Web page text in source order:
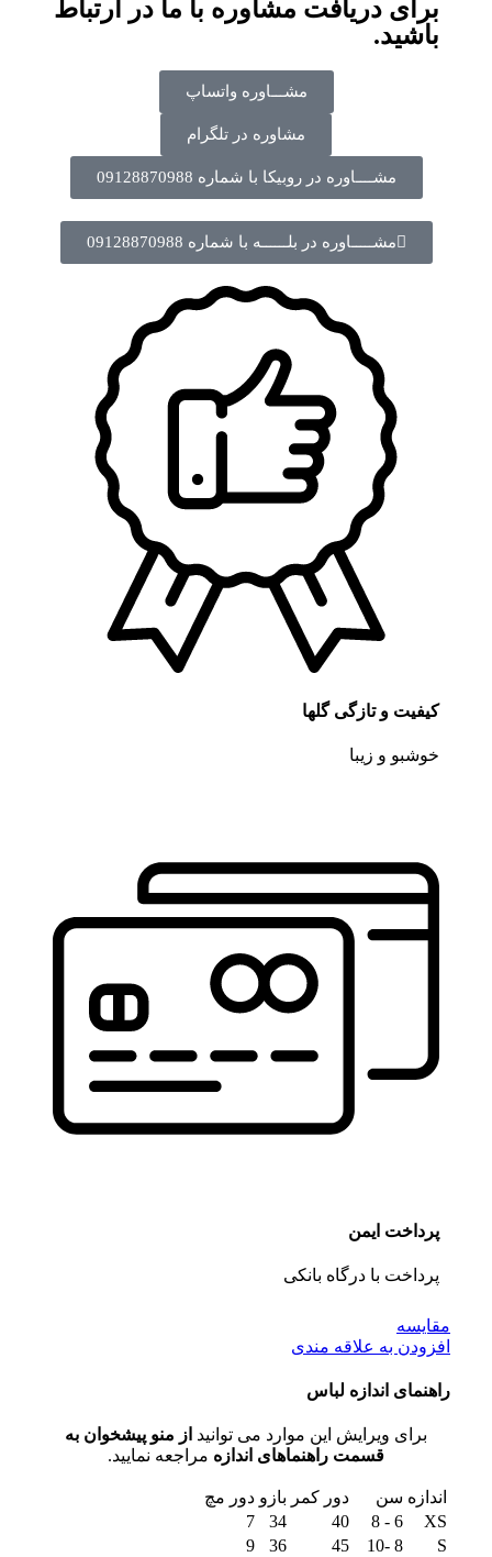
برای دریافت مشاوره با ما در ارتباط
باشید.
مشـــاوره واتساپ
مشاوره در تلگرام
مشــــاوره در روبیکا با شماره 09128870988
مشـــــاوره در بلــــــه با شماره 09128870988
کیفیت و تازگی گلها
خوشبو و زیبا
پرداخت ایمن
پرداخت با درگاه بانکی
مقايسه
افزودن به علاقه مندی
راهنمای اندازه لباس
برای ویرایش این موارد می توانید از منو پیشخوان به
قسمت راهنماهای اندازه مراجعه نمایید.
اندازه سن دور کمر بازو دور مچ
XS
6 - 8
40
34
7
S
8 -10
45
36
9